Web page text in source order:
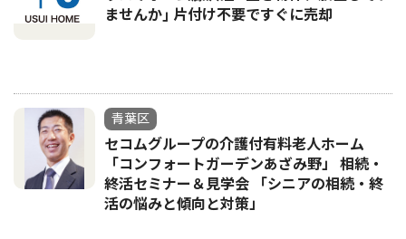
ませんか｣ 片付け不要ですぐに売却
青葉区
セコムグループの介護付有料老人ホーム
「コンフォートガーデンあざみ野」 相続・
終活セミナー＆見学会 「シニアの相続・終
活の悩みと傾向と対策」